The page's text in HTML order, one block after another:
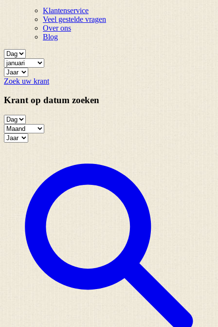
Klantenservice
Veel gestelde vragen
Over ons
Blog
Zoek uw krant
Krant op datum zoeken